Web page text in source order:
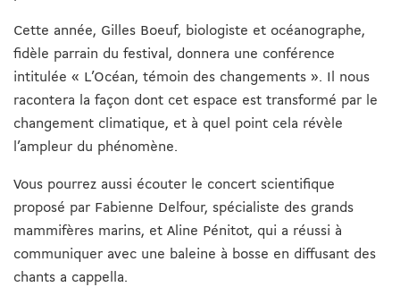
Cette année, Gilles Boeuf, biologiste et océanographe,
fidèle parrain du festival, donnera une conférence
intitulée « L’Océan, témoin des changements ». Il nous
racontera la façon dont cet espace est transformé par le
changement climatique, et à quel point cela révèle
l’ampleur du phénomène.
Vous pourrez aussi écouter le concert scientifique
proposé par Fabienne Delfour, spécialiste des grands
mammifères marins, et Aline Pénitot, qui a réussi à
communiquer avec une baleine à bosse en diffusant des
chants a cappella.